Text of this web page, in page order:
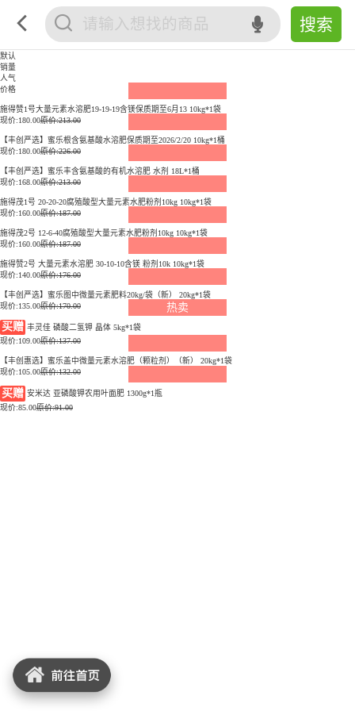
默认
销量
人气
价格
施得赞1号大量元素水溶肥19-19-19含镁保质期至6月13 10kg*1袋
现价:180.00原价:213.00
【丰创严选】蜜乐根含氨基酸水溶肥保质期至2026/2/20 10kg*1桶
现价:180.00原价:226.00
【丰创严选】蜜乐丰含氨基酸的有机水溶肥 水剂 18L*1桶
现价:168.00原价:213.00
施得茂1号 20-20-20腐殖酸型大量元素水肥粉剂10kg 10kg*1袋
现价:160.00原价:187.00
施得茂2号 12-6-40腐殖酸型大量元素水肥粉剂10kg 10kg*1袋
现价:160.00原价:187.00
施得赞2号 大量元素水溶肥 30-10-10含镁 粉剂10k 10kg*1袋
现价:140.00原价:176.00
【丰创严选】蜜乐图中微量元素肥料20kg/袋（新） 20kg*1袋
现价:135.00原价:170.00
热卖
买赠 丰灵佳 磷酸二氢钾 晶体 5kg*1袋
现价:109.00原价:137.00
【丰创惠选】蜜乐盖中微量元素水溶肥（颗粒剂）（新） 20kg*1袋
现价:105.00原价:132.00
买赠 安米达 亚磷酸钾农用叶面肥 1300g*1瓶
现价:85.00原价:91.00